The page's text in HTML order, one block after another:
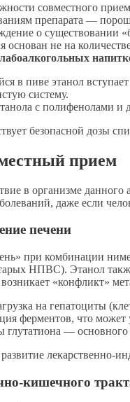
совместного
препарата —
о существовании
основан не на
в пиве этанол
систему.
с полифенолами и
безопасной дозы
прием
в организме данного
даже если
печени
при комбинации
НПВС). Этанол
«конфликт»
на гепатоциты
ферментов, что может
глутатиона —
развитие лекарственно-
кишечного